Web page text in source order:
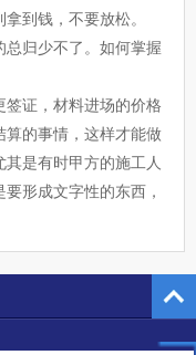
到钱，不要放松。
归少不了。如何掌握
证，材料进场的价格
算的事情，这样才能做
是有时甲方的施工人
形成文字性的东西，